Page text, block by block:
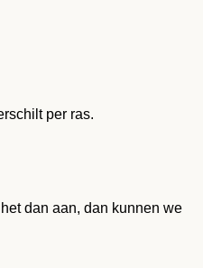
per ras.
dan aan, dan kunnen we